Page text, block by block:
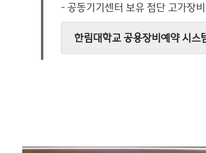
- 공동기기센터 보유 첨단 고가장
한림대학교 공용장비예약 시스